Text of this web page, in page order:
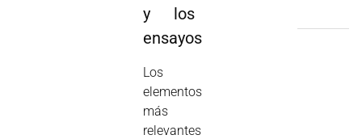
y los
ensayos
Los
elementos
más
relevantes